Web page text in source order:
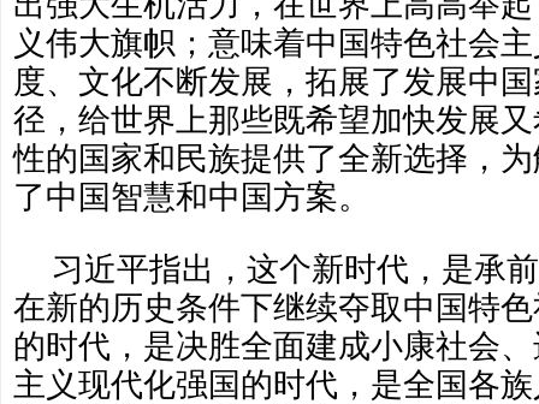
义伟大旗帜；意味着中国特色社会
度、文化不断发展，拓展了发展中
径，给世界上那些既希望加快发展
性的国家和民族提供了全新选择，
了中国智慧和中国方案。
习近平指出，这个新时代，是承
在新的历史条件下继续夺取中国特
的时代，是决胜全面建成小康社会
主义现代化强国的时代，是全国各